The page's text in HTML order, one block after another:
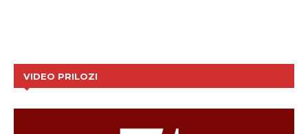
VIDEO PRILOZI